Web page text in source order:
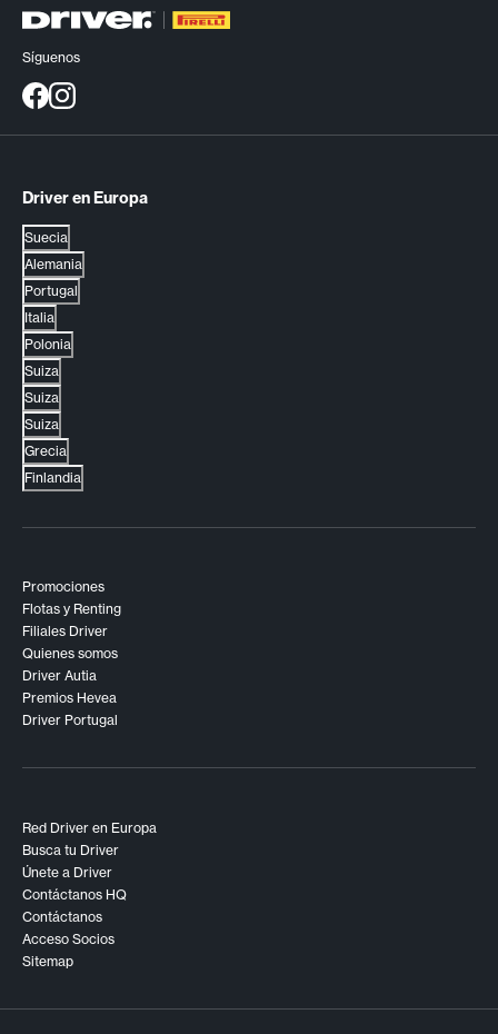
Síguenos
Driver en Europa
Suecia
Alemania
Portugal
Italia
Polonia
Suiza
Suiza
Suiza
Grecia
Finlandia
Promociones
Flotas y Renting
Filiales Driver
Quienes somos
Driver Autia
Premios Hevea
Driver Portugal
Red Driver en Europa
Busca tu Driver
Únete a Driver
Contáctanos HQ
Contáctanos
Acceso Socios
Sitemap